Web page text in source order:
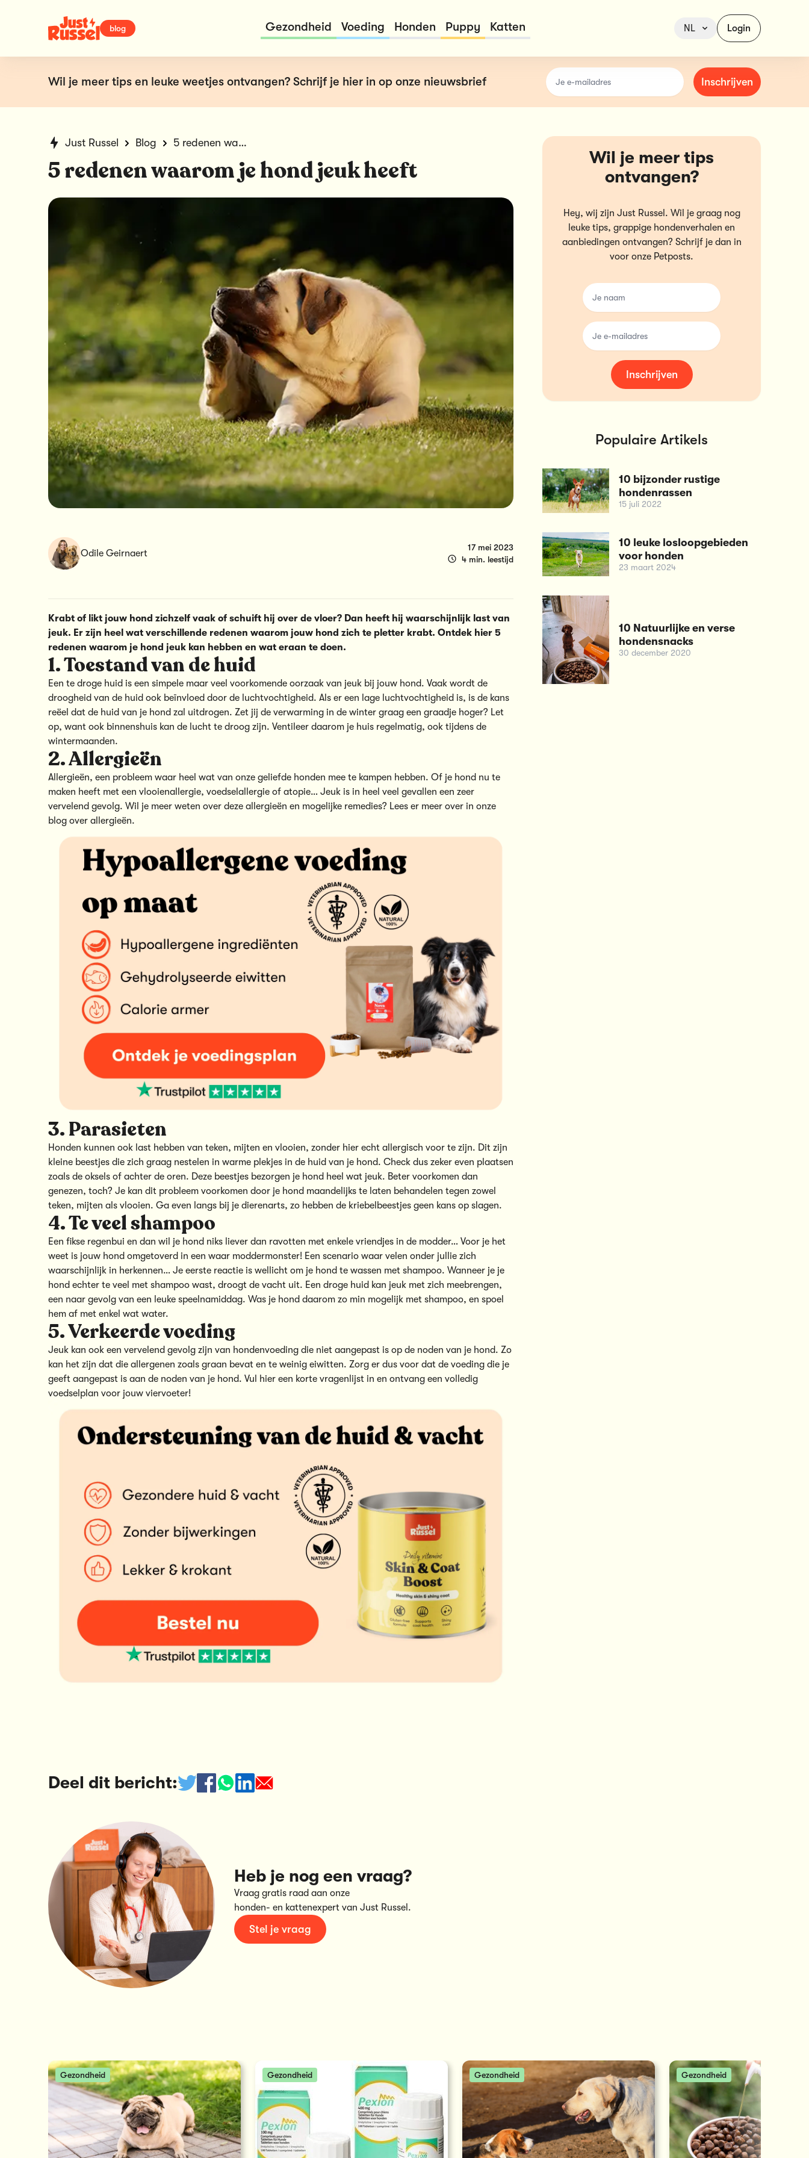
blog Gezondheid Voeding Honden Puppy Katten NL Login
Wil je meer tips en leuke weetjes ontvangen? Schrijf je hier in op onze nieuwsbrief
email
Inschrijven
Wil je meer tips
ontvangen?
Hey, wij zijn Just Russel. Wil je graag nog
leuke tips, grappige hondenverhalen en
aanbiedingen ontvangen? Schrijf je dan in
voor onze Petposts.
name
email
Inschrijven
Populaire Artikels
10 bijzonder rustige
hondenrassen
15 juli 2022
10 leuke losloopgebieden
voor honden
23 maart 2024
10 Natuurlijke en verse
hondensnacks
30 december 2020
Just Russel Blog 5 redenen waarom je hond jeuk heeft
5 redenen waarom je hond jeuk heeft
Odile Geirnaert
17 mei 2023
4 min. leestijd
Krabt of likt jouw hond zichzelf vaak of schuift hij over de vloer? Dan heeft hij waarschijnlijk last van
jeuk. Er zijn heel wat verschillende redenen waarom jouw hond zich te pletter krabt. Ontdek hier 5
redenen waarom je hond jeuk kan hebben en wat eraan te doen.
1. Toestand van de huid
Een te droge huid is een simpele maar veel voorkomende oorzaak van jeuk bij jouw hond. Vaak wordt de
droogheid van de huid ook beïnvloed door de luchtvochtigheid. Als er een lage luchtvochtigheid is, is de kans
reëel dat de huid van je hond zal uitdrogen. Zet jij de verwarming in de winter graag een graadje hoger? Let
op, want ook binnenshuis kan de lucht te droog zijn. Ventileer daarom je huis regelmatig, ook tijdens de
wintermaanden.
2. Allergieën
Allergieën, een probleem waar heel wat van onze geliefde honden mee te kampen hebben. Of je hond nu te
maken heeft met een vlooienallergie, voedselallergie of atopie… Jeuk is in heel veel gevallen een zeer
vervelend gevolg. Wil je meer weten over deze allergieën en mogelijke remedies? Lees er meer over in onze
blog over allergieën.
3. Parasieten
Honden kunnen ook last hebben van teken, mijten en vlooien, zonder hier echt allergisch voor te zijn. Dit zijn
kleine beestjes die zich graag nestelen in warme plekjes in de huid van je hond. Check dus zeker even plaatsen
zoals de oksels of achter de oren. Deze beestjes bezorgen je hond heel wat jeuk. Beter voorkomen dan
genezen, toch? Je kan dit probleem voorkomen door je hond maandelijks te laten behandelen tegen zowel
teken, mijten als vlooien. Ga even langs bij je dierenarts, zo hebben de kriebelbeestjes geen kans op slagen.
4. Te veel shampoo
Een fikse regenbui en dan wil je hond niks liever dan ravotten met enkele vriendjes in de modder… Voor je het
weet is jouw hond omgetoverd in een waar moddermonster! Een scenario waar velen onder jullie zich
waarschijnlijk in herkennen… Je eerste reactie is wellicht om je hond te wassen met shampoo. Wanneer je je
hond echter te veel met shampoo wast, droogt de vacht uit. Een droge huid kan jeuk met zich meebrengen,
een naar gevolg van een leuke speelnamiddag. Was je hond daarom zo min mogelijk met shampoo, en spoel
hem af met enkel wat water.
5. Verkeerde voeding
Jeuk kan ook een vervelend gevolg zijn van hondenvoeding die niet aangepast is op de noden van je hond. Zo
kan het zijn dat die allergenen zoals graan bevat en te weinig eiwitten. Zorg er dus voor dat de voeding die je
geeft aangepast is aan de noden van je hond. Vul hier een korte vragenlijst in en ontvang een volledig
voedselplan voor jouw viervoeter!
Deel dit bericht:
Heb je nog een vraag?
Vraag gratis raad aan onze
honden- en kattenexpert van Just Russel.
Stel je vraag
Gezondheid Gezondheid Gezondheid Gezondheid